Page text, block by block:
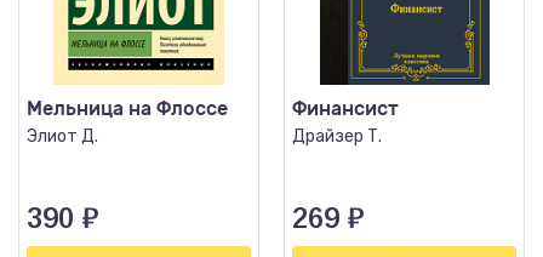
Мельница на Флоссе
Элиот Д.
390 ₽
Финансист
Драйзер Т.
269 ₽